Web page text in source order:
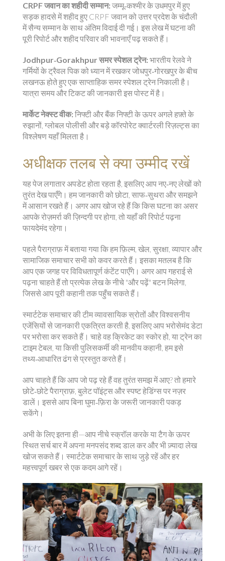
CRPF जवान का शहीदी सम्मान: जम्मू‑कश्मीर के उधमपुर में हुए
सड़क हादसे में शहीद हुए CRPF जवान को उत्तर प्रदेश के चंदौली
में सैन्य सम्मान के साथ अंतिम विदाई दी गई। इस लेख में घटना की
पूरी रिपोर्ट और शहीद परिवार की भावनाएँ पढ़ सकते हैं।
Jodhpur‑Gorakhpur समर स्पेशल ट्रेन: भारतीय रेलवे ने
गर्मियों के ट्रैवल पिक को ध्यान में रखकर जोधपुर‑गोरखपुर के बीच
लखनऊ होते हुए एक साप्ताहिक समर स्पेशल ट्रेन निकाली है।
यात्रा समय और टिकट की जानकारी इस पोस्ट में है।
मार्केट नेक्स्ट वीक: निफ्टी और बैंक निफ्टी के ऊपर अगले हफ़्ते के
रुझानों, ग्लोबल पोलीसी और बड़े कॉरपोरेट क्वार्टरली रिज़ल्ट्स का
विश्लेषण यहाँ मिलता है।
अधीक्षक तलब से क्या उम्मीद रखें
यह पेज लगातार अपडेट होता रहता है, इसलिए आप नए‑नए लेखों को
तुरंत देख पाएँगे। हम जानकारी को छोटा, साफ‑सुथरा और समझने
में आसान रखते हैं। अगर आप खोज रहे हैं कि किस घटना का असर
आपके रोज़मर्रा की ज़िन्दगी पर होगा, तो यहाँ की रिपोर्ट पढ़ना
फायदेमंद रहेगा।
पहले पैराग्राफ़ में बताया गया कि हम फ़िल्म, खेल, सुरक्षा, व्यापार और
सामाजिक समाचार सभी को कवर करते हैं। इसका मतलब है कि
आप एक जगह पर विविधतापूर्ण कंटेंट पाएँगे। अगर आप गहराई से
पढ़ना चाहते हैं तो प्रत्येक लेख के नीचे "और पढ़ें" बटन मिलेगा,
जिससे आप पूरी कहानी तक पहुँच सकते हैं।
स्मार्टटेक समाचार की टीम व्यावसायिक स्रोतों और विश्वसनीय
एजेंसियों से जानकारी एकत्रित करती है, इसलिए आप भरोसेमंद डेटा
पर भरोसा कर सकते हैं। चाहे वह क्रिकेट का स्कोर हो, या ट्रेन का
टाइम टेबल, या किसी पुलिसकर्मी की मानवीय कहानी, हम इसे
तथ्य‑आधारित ढंग से प्रस्तुत करते हैं।
आप चाहते हैं कि आप जो पढ़ रहे हैं वह तुरंत समझ में आए? तो हमारे
छोटे‑छोटे पैराग्राफ़, बुलेट पॉइंट्स और स्पष्ट हेडिंग्स पर नज़र
डालें। इससे आप बिना घुमा‑फ़िरा के जरूरी जानकारी पकड़
सकेंगे।
अभी के लिए इतना ही—आप नीचे स्क्रॉल करके या टैग के ऊपर
स्थित सर्च बार में अपना मनपसंद शब्द डाल कर और भी ज़्यादा लेख
खोज सकते हैं। स्मार्टटेक समाचार के साथ जुड़े रहें और हर
महत्त्वपूर्ण खबर से एक कदम आगे रहें।